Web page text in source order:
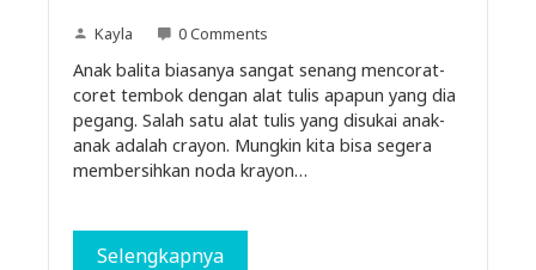
Kayla 0 Comments
Anak balita biasanya sangat senang mencorat-
coret tembok dengan alat tulis apapun yang dia
pegang. Salah satu alat tulis yang disukai anak-
anak adalah crayon. Mungkin kita bisa segera
membersihkan noda krayon…
Selengkapnya